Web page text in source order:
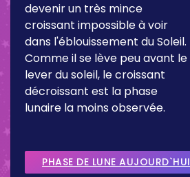
devenir un très mince
croissant impossible à voir
dans l'éblouissement du Soleil.
Comme il se lève peu avant le
lever du soleil, le croissant
décroissant est la phase
lunaire la moins observée.
PHASE DE LUNE AUJOURD`HUI